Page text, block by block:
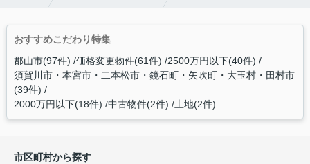
おすすめこだわり特集
郡山市(97件) 価格変更物件(61件) 2500万円以下(40件)
須賀川市・本宮市・二本松市・鏡石町・矢吹町・大玉村・田村市
(39件)
2000万円以下(18件) 中古物件(2件) 土地(2件)
市区町村から探す